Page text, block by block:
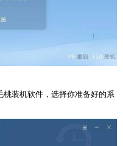
装机软件，选择你准备好的系